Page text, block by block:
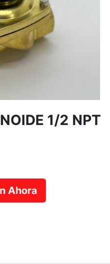
1/2 NPT
Ahora